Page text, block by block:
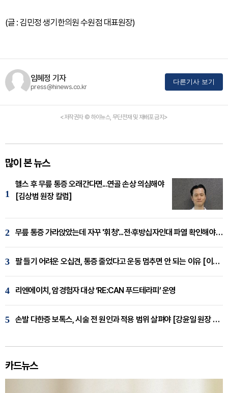
(글 : 김민정 생기한의원 수원점 대표원장)
임혜정 기자
press@hinews.co.kr
다른기사 보기
<저작권자 © 하이뉴스, 무단전재 및 재배포 금지>
많이 본 뉴스
1
헬스 후 무릎 통증 오래간다면...연골 손상 의심해야
[김상범 원장 칼럼]
2 무릎 통증 가라앉았는데 자꾸 '휘청'...전·후방십자인대 파열 확인해야 [곽우경 원장 칼럼]
3 팔 들기 어려운 오십견, 통증 줄었다고 운동 멈추면 안 되는 이유 [이병욱 원장 칼럼]
4 리엔에이치, 암경험자 대상 ‘RE:CAN 푸드테라피’ 운영
5 손발 다한증 보톡스, 시술 전 원인과 적용 범위 살펴야 [강윤일 원장 칼럼]
카드뉴스